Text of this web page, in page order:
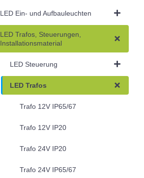
LED Ein- und Aufbauleuchten
LED Trafos, Steuerungen,
Installationsmaterial
LED Steuerung
LED Trafos
Trafo 12V IP65/67
Trafo 12V IP20
Trafo 24V IP20
Trafo 24V IP65/67